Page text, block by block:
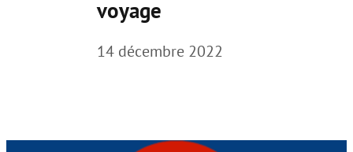
voyage
14 décembre 2022